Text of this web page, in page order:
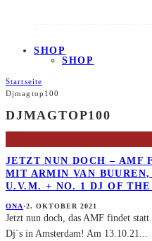
SHOP
SHOP
Startseite
Djmagtop100
DJMAGTOP100
JETZT NUN DOCH – AMF
MIT ARMIN VAN
U.V.M. + NO. 1 DJ OF THE
ONA·2. OKTOBER 2021
Jetzt nun doch, das AMF findet
Dj´s in Amsterdam! Am 13.10.21